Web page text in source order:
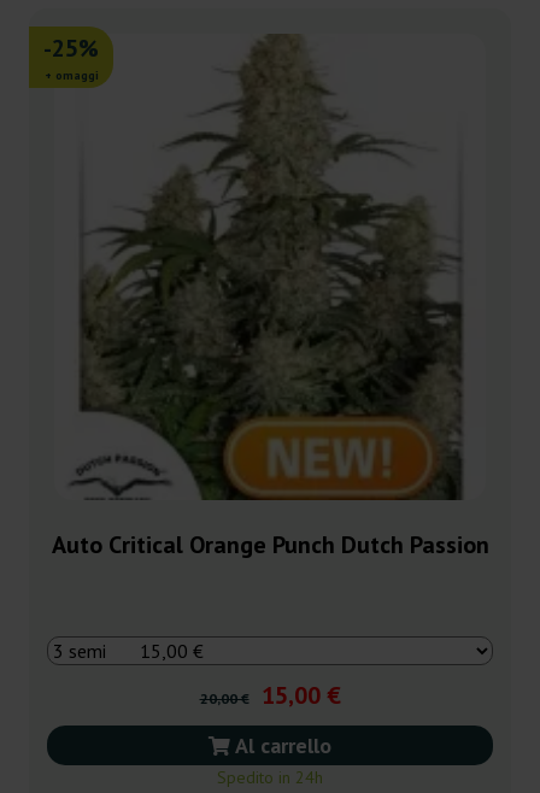
-25%
+ omaggi
Auto Critical Orange Punch Dutch Passion
20,00 € 15,00 €
Al carrello
Spedito in 24h